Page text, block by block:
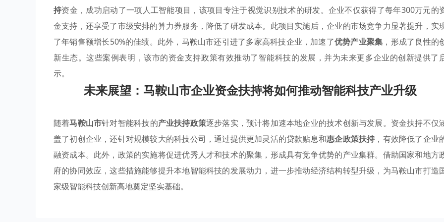
持资金，成功启动了一项人工智能项目，该项目专注于视觉识别技术的研发。企业不仅获得了每年300万元的
金支持，还享受了市级安排的算力券服务，降低了研发成本。此项目实施后，企业的市场竞争力显著提升，实
了年销售额增长50%的佳绩。此外，马鞍山市还引进了多家高科技企业，加速了优势产业聚集 ，形成了良性的
新生态。这些案例表明，该市的资金支持政策有效推动了智能科技的发展，并为未来更多企业的创新提供了
示。
未来展望：马鞍山市企业资金扶持将如何推动智能科技产业升级
随着马鞍山市针对智能科技的产业扶持政策逐步落实，预计将加速本地企业的技术创新与发展。资金扶持不仅
盖了初创企业，还针对规模较大的科技公司，通过提供更加灵活的贷款贴息和惠企政策扶持 ，有效降低了企业
融资成本。此外，政策的实施将促进优秀人才和技术的聚集，形成具有竞争优势的产业集群。借助国家和地方
府的协同效应，这些措施能够提升本地智能科技的发展动力，进一步推动经济结构转型升级，为马鞍山市打造
家级智能科技创新高地奠定坚实基础。